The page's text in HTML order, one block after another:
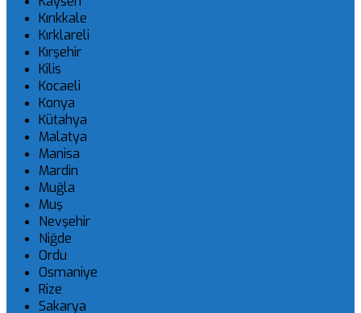
Kırıkkale
Kırklareli
Kırşehir
Kilis
Kocaeli
Konya
Kütahya
Malatya
Manisa
Mardin
Muğla
Muş
Nevşehir
Niğde
Ordu
Osmaniye
Rize
Sakarya